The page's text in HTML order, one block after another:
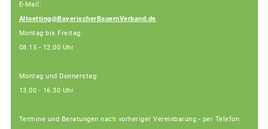
E-Mail:
Altoetting@BayerischerBauernVerband.de
Montag bis Freitag:
08.15 - 12.00 Uhr
Montag und Donnerstag:
13.00 - 16.30 Uhr
Termine und Beratungen nach vorheriger Vereinbarung - per Telefon